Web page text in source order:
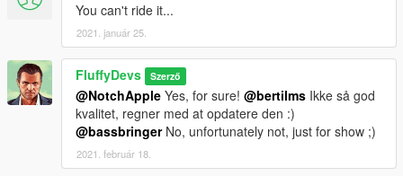
You can't ride it...
2021. január 25.
FluffyDevs Szerző
@NotchApple Yes, for sure! @bertilms Ikke så god
kvalitet, regner med at opdatere den :)
@bassbringerNo, unfortunately not, just for show ;)
2021. február 18.